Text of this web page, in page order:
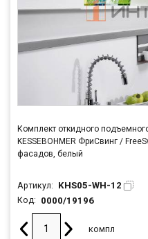
Комплект откидного
KESSEBOHMER ФриСвинг /
фасадов, белый
Артикул: KHS05-WH-12
Код: 0000/19196
компл